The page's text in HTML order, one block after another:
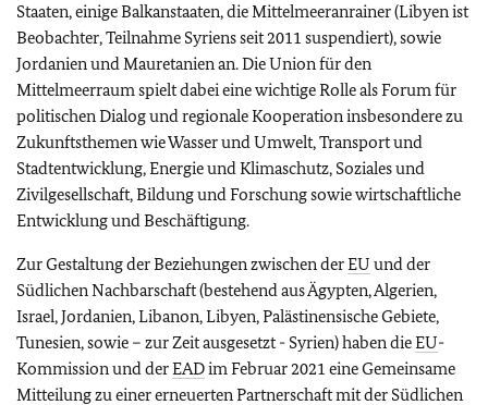
Staaten, einige Balkanstaaten, die Mittelmeeranrainer (Libyen ist
Beobachter, Teilnahme Syriens seit 2011 suspendiert), sowie
Jordanien und Mauretanien an. Die Union für den
Mittelmeerraum spielt dabei eine wichtige Rolle als Forum für
politischen Dialog und regionale Kooperation insbesondere zu
Zukunftsthemen wie Wasser und Umwelt, Transport und
Stadtentwicklung, Energie und Klimaschutz, Soziales und
Zivilgesellschaft, Bildung und Forschung sowie wirtschaftliche
Entwicklung und Beschäftigung.
Zur Gestaltung der Beziehungen zwischen derEU und der
Südlichen Nachbarschaft (bestehend aus Ägypten, Algerien,
Israel, Jordanien, Libanon, Libyen, Palästinensische Gebiete,
Tunesien, sowie – zur Zeit ausgesetzt - Syrien) haben dieEU-
Kommission und derEADim Februar 2021 eine Gemeinsame
Mitteilung zu einer erneuerten Partnerschaft mit der Südlichen